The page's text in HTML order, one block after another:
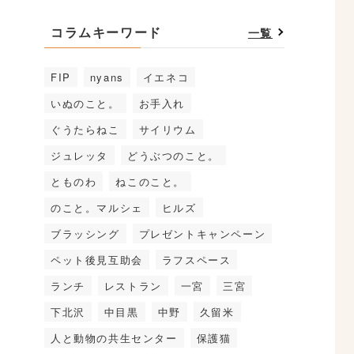
コラムキーワード 一覧
FIP nyans
イエネコ
いぬのこと。
お手入れ
ぐうたらねこ
サイリウム
ジュレッタ
どうぶつのこと。
とものわ
ねこのこと。
のこと。マルシェ
ヒルズ
ブラッシング
プレゼントキャンペーン
ペット後見互助会
ラフスペース
ランチ
レストラン 一宮
三宮
下北沢
中目黒 中野
久留米
人と動物の共生センター
保護猫